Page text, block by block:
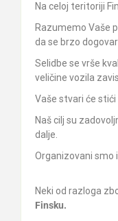
Na celoj teritoriji
Razumemo Vaše
da se brzo
Selidbe se vrše
veličine vozila
Vaše stvari će
Naš cilj su
dalje.
Organizovani smo
Neki od razloga
Finsku.